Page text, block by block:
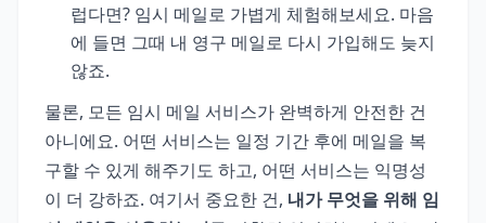
럽다면? 임시 메일로 가볍게 체험해보세요. 마음
에 들면 그때 내 영구 메일로 다시 가입해도 늦지
않죠.
물론, 모든 임시 메일 서비스가 완벽하게 안전한 건
아니에요. 어떤 서비스는 일정 기간 후에 메일을 복
구할 수 있게 해주기도 하고, 어떤 서비스는 익명성
이 더 강하죠. 여기서 중요한 건, 내가 무엇을 위해 임